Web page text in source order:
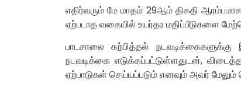
எதிர்வரும் மே மாதம் 29ஆம் திகதி
ஏற்படாத வகையில் உயர்தர மதிப்பீடுகளை
பாடசாலை கற்பித்தல்
நடவடிக்கை எடுக்கப்பட்டுள்ளதுடன்,
ஏற்பாடுகள் செய்யப்படும் எனவும் அவர் மேலும்